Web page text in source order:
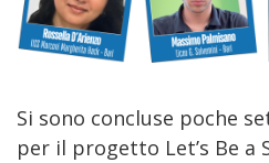
Si sono concluse poche
per il progetto Let’s Be a